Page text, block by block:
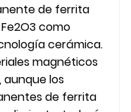
de ferrita
como
cerámica.
magnéticos
los
de ferrita